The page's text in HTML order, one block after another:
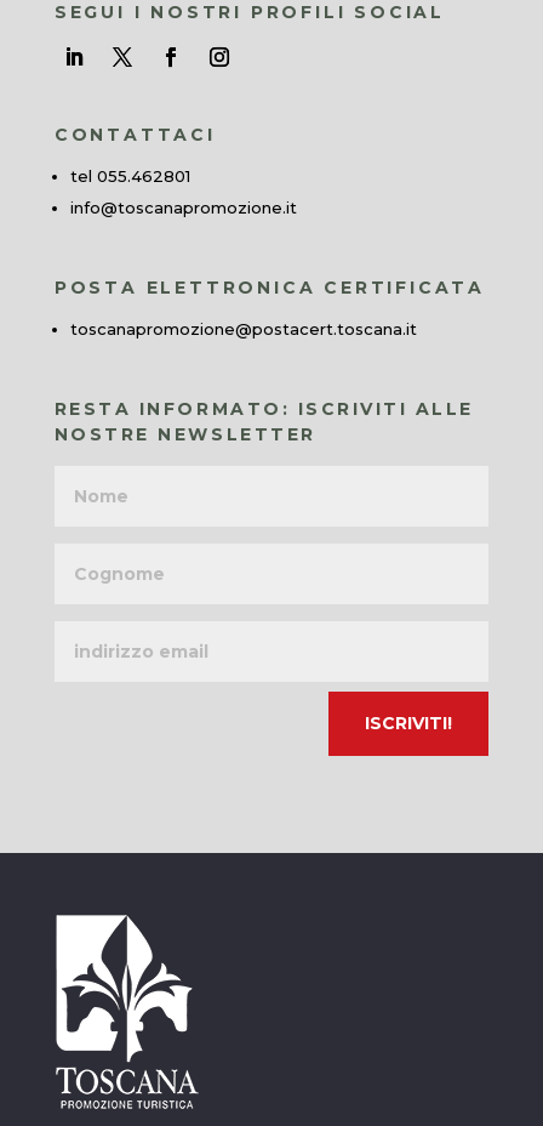
SEGUI I NOSTRI PROFILI SOCIAL
CONTATTACI
tel 055.462801
info@toscanapromozione.it
POSTA ELETTRONICA CERTIFICATA
toscanapromozione@postacert.toscana.it
RESTA INFORMATO: ISCRIVITI ALLE
NOSTRE NEWSLETTER
email